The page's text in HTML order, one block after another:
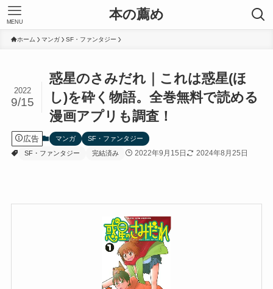
本の薦め
MENU
ホーム マンガ SF・ファンタジー
惑星のさみだれ｜これは惑星(ほ
し)を砕く物語。全巻無料で読める
漫画アプリも調査！
2022
9/15
広告 マンガ
SF・ファンタジー
SF・ファンタジー
完結済み 2022年9月15日 2024年8月25日